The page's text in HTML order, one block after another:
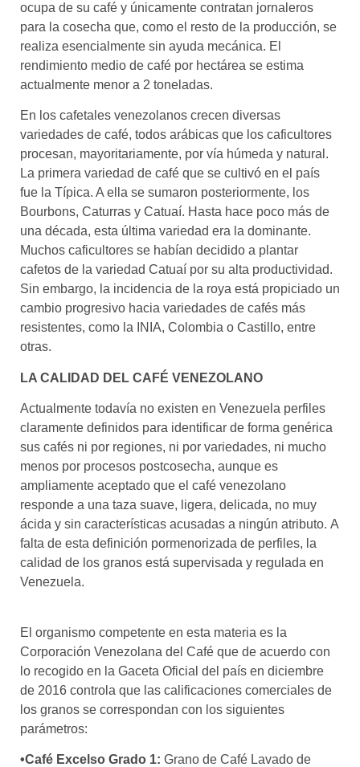
ocupa de su café y únicamente contratan jornaleros
para la cosecha que, como el resto de la producción, se
realiza esencialmente sin ayuda mecánica. El
rendimiento medio de café por hectárea se estima
actualmente menor a 2 toneladas.
En los cafetales venezolanos crecen diversas
variedades de café, todos arábicas que los caficultores
procesan, mayoritariamente, por vía húmeda y natural.
La primera variedad de café que se cultivó en el país
fue la Típica. A ella se sumaron posteriormente, los
Bourbons, Caturras y Catuaí. Hasta hace poco más de
una década, esta última variedad era la dominante.
Muchos caficultores se habían decidido a plantar
cafetos de la variedad Catuaí por su alta productividad.
Sin embargo, la incidencia de la roya está propiciado un
cambio progresivo hacia variedades de cafés más
resistentes, como la INIA, Colombia o Castillo, entre
otras.
LA CALIDAD DEL CAFÉ VENEZOLANO
Actualmente todavía no existen en Venezuela perfiles
claramente definidos para identificar de forma genérica
sus cafés ni por regiones, ni por variedades, ni mucho
menos por procesos postcosecha, aunque es
ampliamente aceptado que el café venezolano
responde a una taza suave, ligera, delicada, no muy
ácida y sin características acusadas a ningún atributo. A
falta de esta definición pormenorizada de perfiles, la
calidad de los granos está supervisada y regulada en
Venezuela.
El organismo competente en esta materia es la
Corporación Venezolana del Café que de acuerdo con
lo recogido en la Gaceta Oficial del país en diciembre
de 2016 controla que las calificaciones comerciales de
los granos se correspondan con los siguientes
parámetros:
•Café Excelso Grado 1: Grano de Café Lavado de